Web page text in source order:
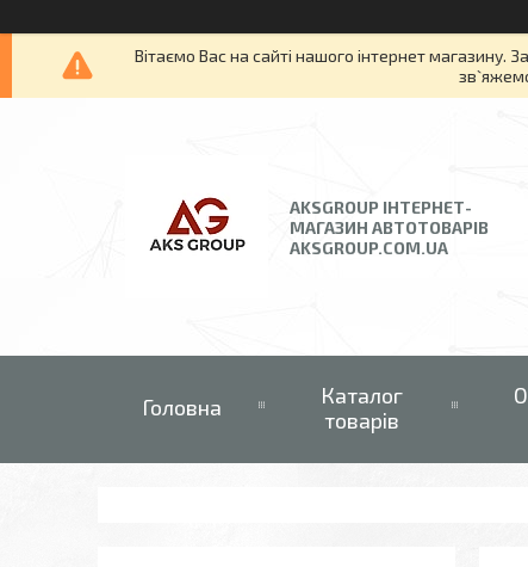
Вітаємо Вас на сайті нашого інтернет магазину.
AKSGROUP ІНТЕРНЕТ-
МАГАЗИН АВТОТОВАРІВ
AKSGROUP.COM.UA
Головна
Каталог
товарів